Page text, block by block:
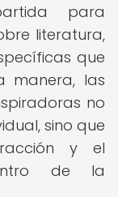
para
literatura,
que
manera, las
no
sino que
y el
de la